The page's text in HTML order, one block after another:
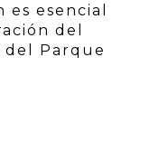
esencial
del
del Parque